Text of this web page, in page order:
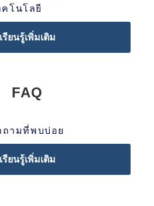
โนโลยี
เรียนรู้เพิ่มเติม
FAQ
ถามที่พบบ่อย
เรียนรู้เพิ่มเติม